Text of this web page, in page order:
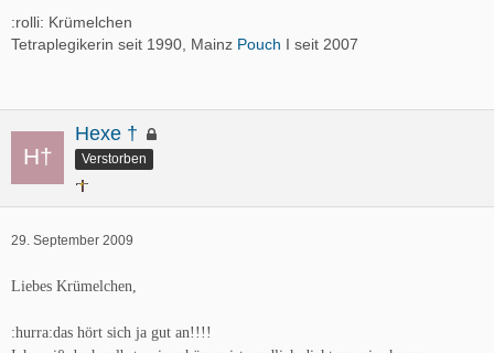
:rolli: Krümelchen
Tetraplegikerin seit 1990, Mainz Pouch I seit 2007
Hexe †
Verstorben
29. September 2009
Liebes Krümelchen,
:hurra:das hört sich ja gut an!!!!